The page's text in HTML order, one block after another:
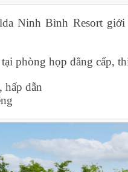
Ninh Bình Resort
phòng họp đẳng cấp,
hấp dẫn